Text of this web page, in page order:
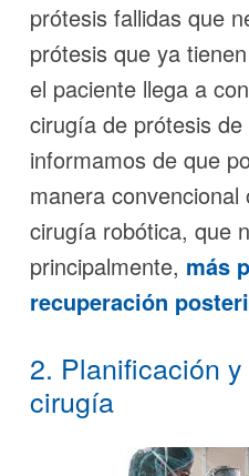
prótesis fallidas que
prótesis que ya
el paciente llega a
cirugía de prótesis
informamos de que
manera
cirugía robótica, que
principalmente, más
recuperación
2. Planificación
cirugía